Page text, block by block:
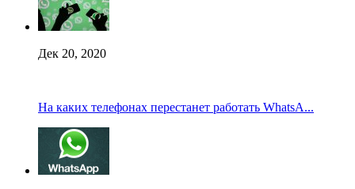
Дек 20, 2020
На каких телефонах перестанет работать WhatsA...